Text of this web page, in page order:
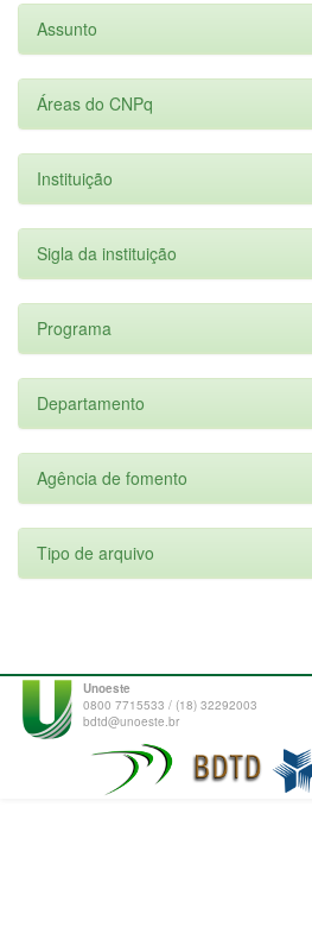
Assunto
Áreas do CNPq
Instituição
Sigla da instituição
Programa
Departamento
Agência de fomento
Tipo de arquivo
Unoeste
0800 7715533 / (18) 32292003
bdtd@unoeste.br